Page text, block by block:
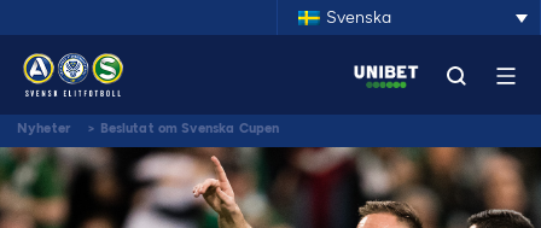
Svenska
Nyheter > Beslutat om Svenska Cupen